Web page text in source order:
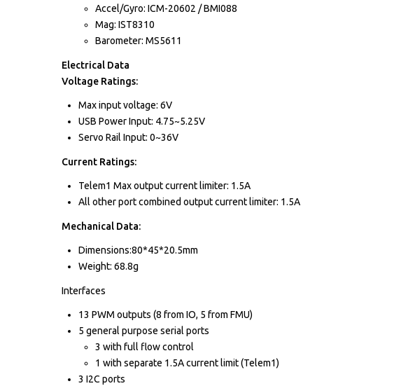
Accel/Gyro: ICM-20602 / BMI088
Mag: IST8310
Barometer: MS5611
Electrical Data
Voltage Ratings:
Max input voltage: 6V
USB Power Input: 4.75~5.25V
Servo Rail Input: 0~36V
Current Ratings:
Telem1 Max output current limiter: 1.5A
All other port combined output current limiter: 1.5A
Mechanical Data:
Dimensions:80*45*20.5mm
Weight: 68.8g
Interfaces
13 PWM outputs (8 from IO, 5 from FMU)
5 general purpose serial ports
3 with full flow control
1 with separate 1.5A current limit (Telem1)
3 I2C ports